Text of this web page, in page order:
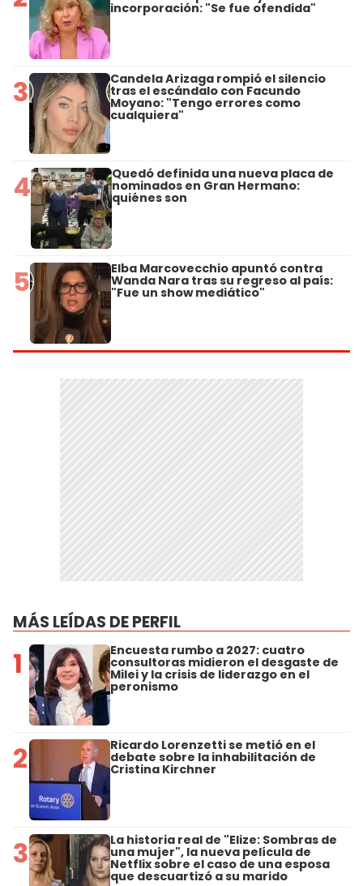
incorporación: "Se fue ofendida"
3 Candela Arizaga rompió el silencio
tras el escándalo con Facundo
Moyano: "Tengo errores como
cualquiera"
4 Quedó definida una nueva placa de
nominados en Gran Hermano:
quiénes son
5 Elba Marcovecchio apuntó contra
Wanda Nara tras su regreso al país:
"Fue un show mediático"
MÁS LEÍDAS DE PERFIL
1 Encuesta rumbo a 2027: cuatro
consultoras midieron el desgaste de
Milei y la crisis de liderazgo en el
peronismo
2 Ricardo Lorenzetti se metió en el
debate sobre la inhabilitación de
Cristina Kirchner
3 La historia real de "Elize: Sombras de
una mujer", la nueva película de
Netflix sobre el caso de una esposa
que descuartizó a su marido